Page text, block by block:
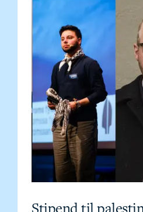
Stipend til